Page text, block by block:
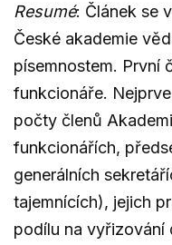
Resumé: Článek se
České akademie
písemnostem. První
funkcionáře.
počty členů
funkcionářích,
generálních
tajemnících), jejich
podílu na vyřizování